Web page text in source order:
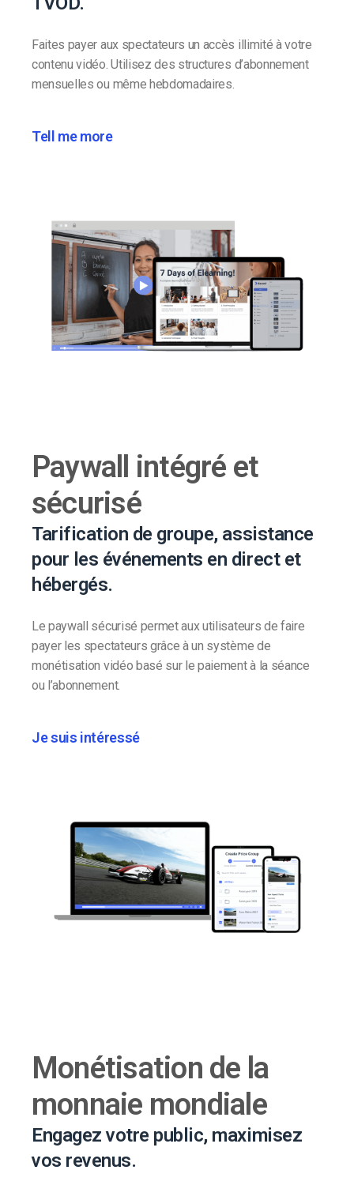
Faites payer aux spectateurs un accès illimité à votre
contenu vidéo. Utilisez des structures d’abonnement
mensuelles ou même hebdomadaires.
Tell me more
Paywall intégré et
sécurisé
Tarification de groupe, assistance
pour les événements en direct et
hébergés.
Le paywall sécurisé permet aux utilisateurs de faire
payer les spectateurs grâce à un système de
monétisation vidéo basé sur le paiement à la séance
ou l’abonnement.
Je suis intéressé
Monétisation de la
monnaie mondiale
Engagez votre public, maximisez
vos revenus.